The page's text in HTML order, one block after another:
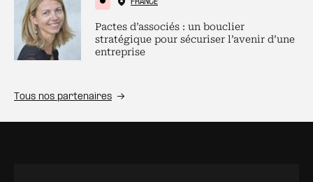
Pactes d’associés : un bouclier
stratégique pour sécuriser l’avenir d’une
entreprise
Tous nos partenaires